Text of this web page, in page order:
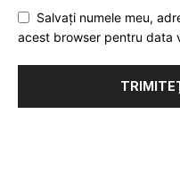
Salvați numele meu,
acest browser pentru data